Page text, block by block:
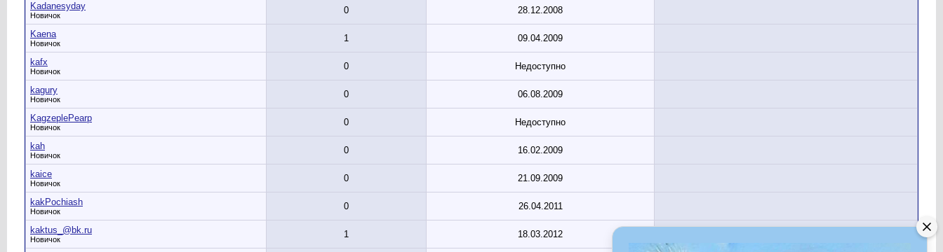
Kadanesyday
Новичок 0 28.12.2008
Kaena
Новичок 1 09.04.2009
kafx
Новичок 0 Недоступно
kagury
Новичок 0 06.08.2009
KagzeplePearp
Новичок 0 Недоступно
kah
Новичок 0 16.02.2009
kaice
Новичок 0 21.09.2009
kakPochiash
Новичок 0 26.04.2011
kaktus_@bk.ru
Новичок 1 18.03.2012